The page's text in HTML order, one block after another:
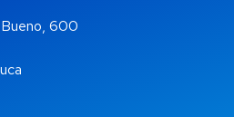
Bueno, 600